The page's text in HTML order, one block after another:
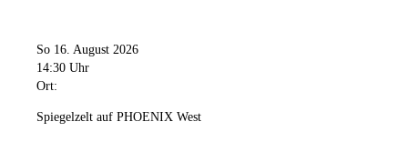
So 16. August 2026
14:30 Uhr
Ort:
Spiegelzelt auf PHOENIX West